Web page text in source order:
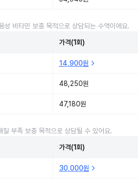
성 비타민 보충 목적으로 상담되는 수액이에요.
가격(1회)
14,900원
48,250원
47,180원
질 부족 보충 목적으로 상담될 수 있어요.
가격(1회)
30,000원